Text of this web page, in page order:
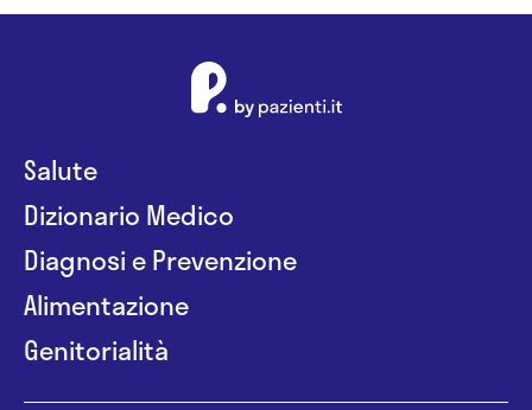
Salute
Dizionario Medico
Diagnosi e Prevenzione
Alimentazione
Genitorialità